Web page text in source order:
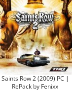
Saints Row 2 (2009) PC |
RePack by Fenixx